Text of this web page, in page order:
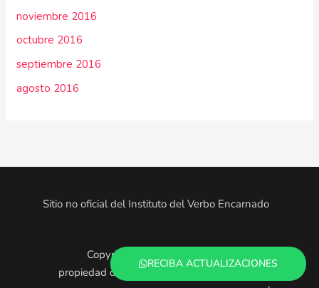
noviembre 2016
octubre 2016
septiembre 2016
agosto 2016
RECIBA ACTUALIZACIONES
Sitio no oficial del Instituto del Verbo Encarnado
Copyright © 2025. Todo el contenido es
propiedad de los administradores de este sitio